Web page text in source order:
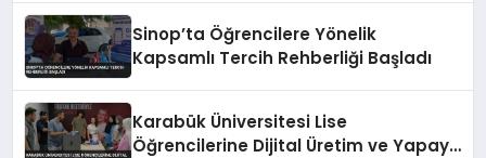
Sinop’ta Öğrencilere Yönelik
Kapsamlı Tercih Rehberliği Başladı
Karabük Üniversitesi Lise
Öğrencilerine Dijital Üretim ve Yapay